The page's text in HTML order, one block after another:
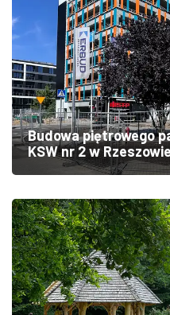
Budowa piętrowego
KSW nr 2 w